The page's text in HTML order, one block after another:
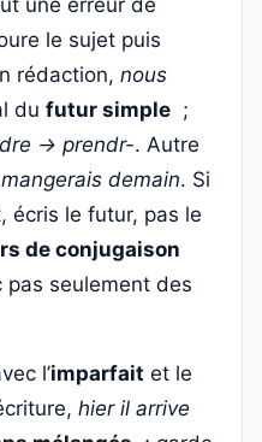
une erreur de
le sujet puis
rédaction, nous
du futur simple ;
→ prendr-. Autre
demain. Si
écris le futur, pas le
de conjugaison
pas seulement des
l’imparfait et le
hier il arrive